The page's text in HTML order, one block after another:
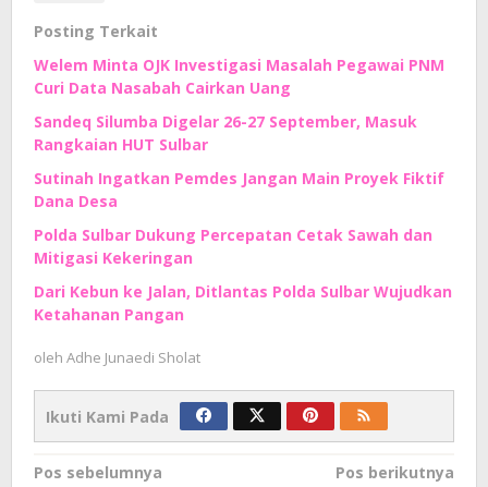
Posting Terkait
Welem Minta OJK Investigasi Masalah Pegawai PNM
Curi Data Nasabah Cairkan Uang
Sandeq Silumba Digelar 26-27 September, Masuk
Rangkaian HUT Sulbar
Sutinah Ingatkan Pemdes Jangan Main Proyek Fiktif
Dana Desa
Polda Sulbar Dukung Percepatan Cetak Sawah dan
Mitigasi Kekeringan
Dari Kebun ke Jalan, Ditlantas Polda Sulbar Wujudkan
Ketahanan Pangan
oleh Adhe Junaedi Sholat
Ikuti Kami Pada
Navigasi
Pos sebelumnya
Pos berikutnya